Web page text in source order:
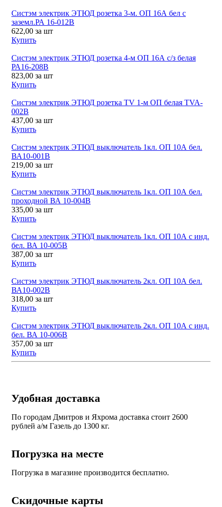
Систэм электрик ЭТЮД розетка 3-м. ОП 16А бел с
заземл.РА 16-012В
622,00 за шт
Купить
Систэм электрик ЭТЮД розетка 4-м ОП 16А с/з белая
РА16-208В
823,00 за шт
Купить
Систэм электрик ЭТЮД розетка TV 1-м ОП белая TVA-
002В
437,00 за шт
Купить
Систэм электрик ЭТЮД выключатель 1кл. ОП 10А бел.
ВА10-001В
219,00 за шт
Купить
Систэм электрик ЭТЮД выключатель 1кл. ОП 10А бел.
проходной ВА 10-004В
335,00 за шт
Купить
Систэм электрик ЭТЮД выключатель 1кл. ОП 10А с инд.
бел. ВА 10-005В
387,00 за шт
Купить
Систэм электрик ЭТЮД выключатель 2кл. ОП 10А бел.
ВА10-002В
318,00 за шт
Купить
Систэм электрик ЭТЮД выключатель 2кл. ОП 10А с инд.
бел. ВА 10-006В
357,00 за шт
Купить
Удобная доставка
По городам Дмитров и Яхрома доставка стоит 2600
рублей а/м Газель до 1300 кг.
Погрузка на месте
Погрузка в магазине производится бесплатно.
Скидочные карты